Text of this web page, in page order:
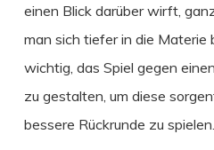
einen Blick darüber wirft,
man sich tiefer in die Materie
wichtig, das Spiel gegen
zu gestalten, um diese
bessere Rückrunde zu spielen.